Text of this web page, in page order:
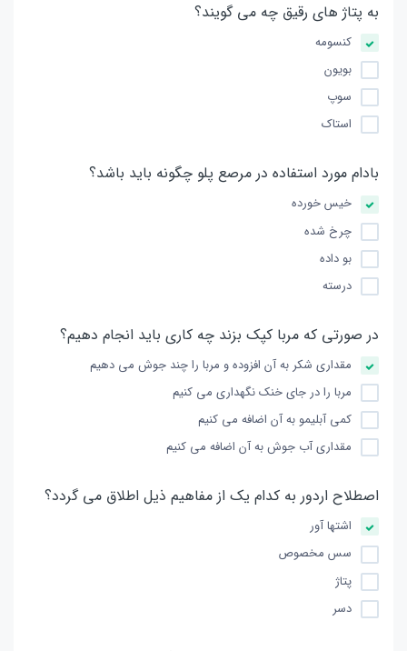
به پتاژ های رقیق چه می گویند؟
کنسومه
بویون
سوپ
استاک
بادام مورد استفاده در مرصع پلو چگونه باید باشد؟
خیس خورده
چرخ شده
بو داده
درسته
در صورتی که مربا کپک بزند چه کاری باید انجام دهیم؟
مقداری شکر به آن افزوده و مربا را چند جوش می دهیم
مربا را در جای خنک نگهداری می کنیم
کمی آبلیمو به آن اضافه می کنیم
مقداری آب جوش به آن اضافه می کنیم
اصطلاح اردور به کدام یک از مفاهیم ذیل اطلاق می گردد؟
اشتها آور
سس مخصوص
پتاژ
دسر